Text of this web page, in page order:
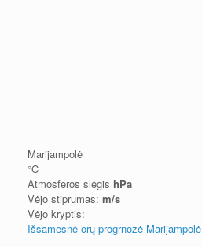
Marijampolė
°C
Atmosferos slėgis hPa
Vėjo stiprumas: m/s
Vėjo kryptis:
Išsamesnė orų progrnozė Marijampolė